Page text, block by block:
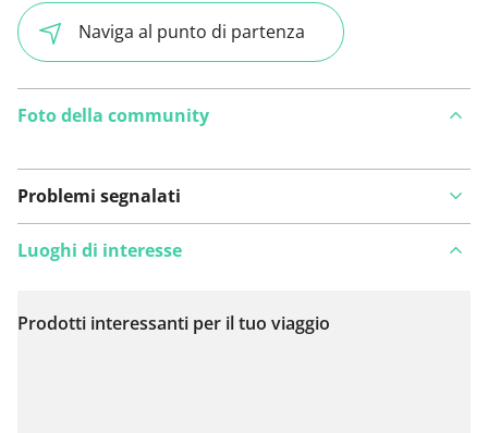
Naviga al punto di partenza
Foto della community
Problemi segnalati
Visualizza sulla mappa
Luoghi di interesse
Prodotti interessanti per il tuo viaggio